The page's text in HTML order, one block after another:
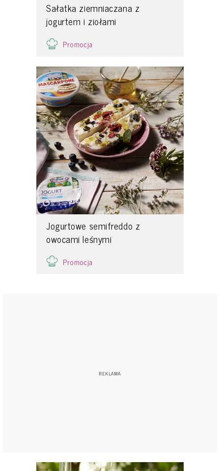
Sałatka ziemniaczana z
jogurtem i ziołami
Promocja
Jogurtowe semifreddo z
owocami leśnymi
Promocja